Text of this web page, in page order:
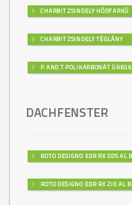
CHARBIT ZSINDELY HÓDFARKÚ
CHARBIT ZSINDELY TÉGLÁNY
P AND T POLIKARBONÁT
DACHFENSTER
ROTO DESIGNO EDR RX SDS
ROTO DESIGNO EDR RX ZIE AL